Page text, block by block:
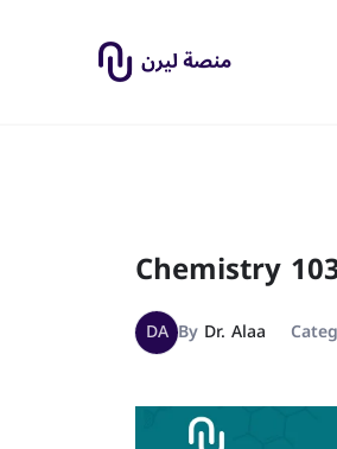
DA By Dr. Alaa